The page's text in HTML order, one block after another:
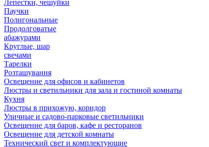
Лепестки, чешуйки
Паучки
Полигональные
Продолговатые
абажурами
Круглые, шар
свечами
Тарелки
Розташування
Освещение для офисов и кабинетов
Люстры и светильники для зала и гостиной комнаты
Кухня
Люстры в прихожую, коридор
Уличные и садово-парковые светильники
Освещение для баров, кафе и ресторанов
Освещение для детской комнаты
Технический свет и комплектующие